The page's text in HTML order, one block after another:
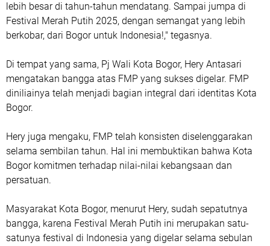
lebih besar di tahun-tahun mendatang. Sampai jumpa di
Festival Merah Putih 2025, dengan semangat yang lebih
berkobar, dari Bogor untuk Indonesia!," tegasnya.
Di tempat yang sama, Pj Wali Kota Bogor, Hery Antasari
mengatakan bangga atas FMP yang sukses digelar. FMP
diniliainya telah menjadi bagian integral dari identitas Kota
Bogor.
Hery juga mengaku, FMP telah konsisten diselenggarakan
selama sembilan tahun. Hal ini membuktikan bahwa Kota
Bogor komitmen terhadap nilai-nilai kebangsaan dan
persatuan.
Masyarakat Kota Bogor, menurut Hery, sudah sepatutnya
bangga, karena Festival Merah Putih ini merupakan satu-
satunya festival di Indonesia yang digelar selama sebulan